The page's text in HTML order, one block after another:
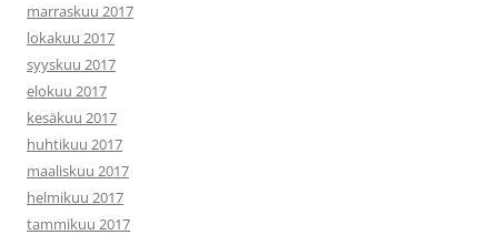
marraskuu 2017
lokakuu 2017
syyskuu 2017
elokuu 2017
kesäkuu 2017
huhtikuu 2017
maaliskuu 2017
helmikuu 2017
tammikuu 2017